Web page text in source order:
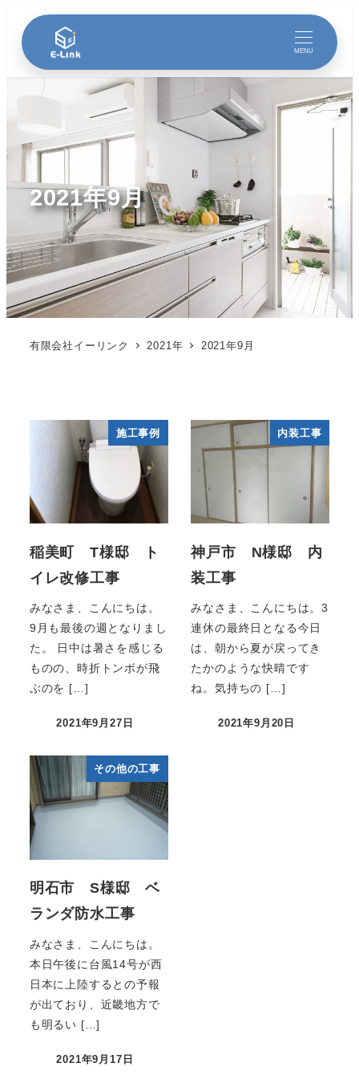
MENU
2021年9月
有限会社イーリンク 2021年 2021年9月
施工事例
稲美町 T様邸 ト
イレ改修工事
みなさま、こんにちは。
9月も最後の週となりまし
た。 日中は暑さを感じる
ものの、時折トンボが飛
ぶのを […]
2021年9月27日
内装工事
神戸市 N様邸 内
装工事
みなさま、こんにちは。3
連休の最終日となる今日
は、朝から夏が戻ってき
たかのような快晴です
ね。気持ちの […]
2021年9月20日
その他の工事
明石市 S様邸 ベ
ランダ防水工事
みなさま、こんにちは。
本日午後に台風14号が西
日本に上陸するとの予報
が出ており、近畿地方で
も明るい […]
2021年9月17日